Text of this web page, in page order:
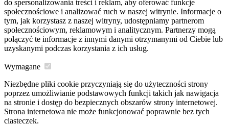
do spersonalizowania treści i reklam, aby oferować funkcje
społecznościowe i analizować ruch w naszej witrynie. Informacje o
tym, jak korzystasz z naszej witryny, udostępniamy partnerom
społecznościowym, reklamowym i analitycznym. Partnerzy mogą
połączyć te informacje z innymi danymi otrzymanymi od Ciebie lub
uzyskanymi podczas korzystania z ich usług.
Wymagane
Niezbędne pliki cookie przyczyniają się do użyteczności strony
poprzez umożliwianie podstawowych funkcji takich jak nawigacja
na stronie i dostęp do bezpiecznych obszarów strony internetowej.
Strona internetowa nie może funkcjonować poprawnie bez tych
ciasteczek.